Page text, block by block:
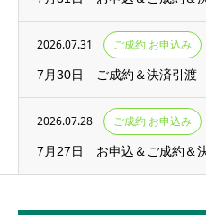
2026.07.31 ご成約 お申込み
7月30日 ご成約＆決済引渡
2026.07.28 ご成約 お申込み
7月27日 お申込＆ご成約＆